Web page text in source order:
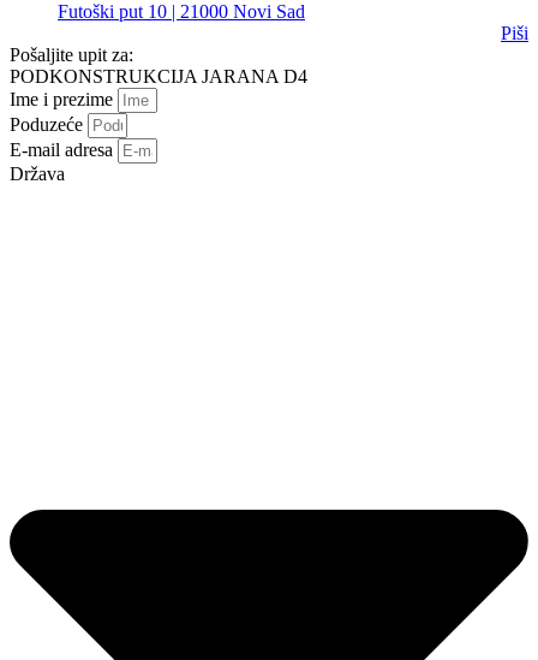
Futoški put 10 | 21000 Novi Sad
Piši
Pošaljite upit za:
PODKONSTRUKCIJA JARANA D4
Ime i prezime
Poduzeće
E-mail adresa
Država